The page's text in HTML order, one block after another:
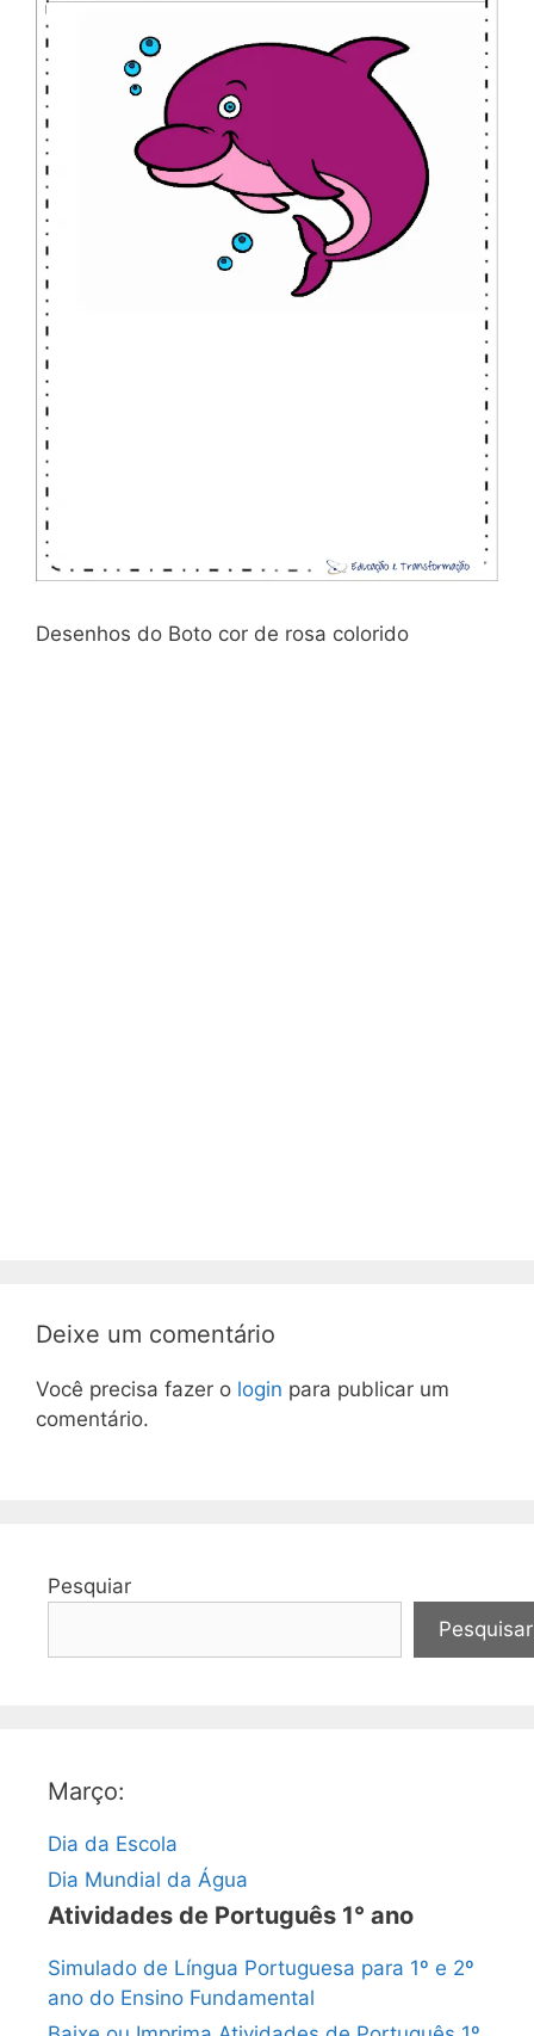
Desenhos do Boto cor de rosa colorido
Deixe um comentário
Você precisa fazer o login para publicar um
comentário.
Pesquiar
Pesquisar
Março:
Dia da Escola
Dia Mundial da Água
Atividades de Português 1° ano
Simulado de Língua Portuguesa para 1º e 2º
ano do Ensino Fundamental